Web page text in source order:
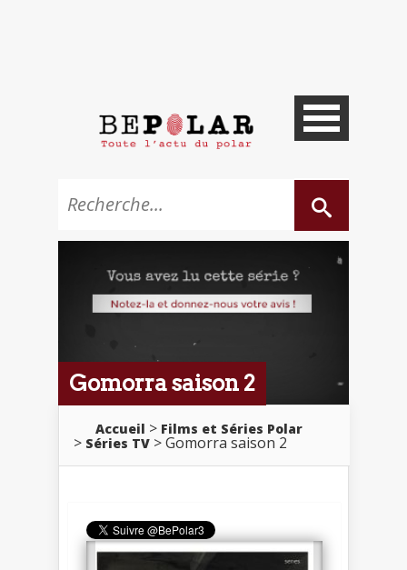
Gomorra saison 2
Accueil
Films et Séries Polar
Séries TV
Gomorra saison 2